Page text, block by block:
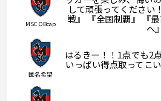
MSC OBcap
して頑張ってください
戦』 『全国制覇』 『
へ
匿名希望
はるきー！！1点でも2
いっぱい得点取ってこ